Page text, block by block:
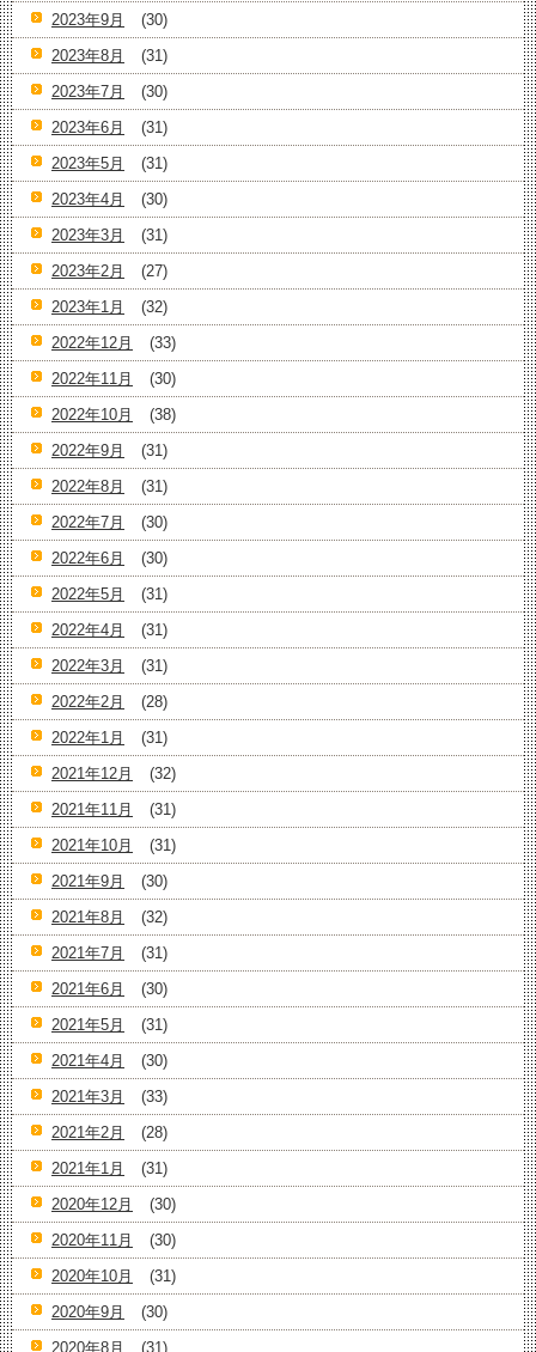
2023年9月
(30)
2023年8月
(31)
2023年7月
(30)
2023年6月
(31)
2023年5月
(31)
2023年4月
(30)
2023年3月
(31)
2023年2月
(27)
2023年1月
(32)
2022年12月
(33)
2022年11月
(30)
2022年10月
(38)
2022年9月
(31)
2022年8月
(31)
2022年7月
(30)
2022年6月
(30)
2022年5月
(31)
2022年4月
(31)
2022年3月
(31)
2022年2月
(28)
2022年1月
(31)
2021年12月
(32)
2021年11月
(31)
2021年10月
(31)
2021年9月
(30)
2021年8月
(32)
2021年7月
(31)
2021年6月
(30)
2021年5月
(31)
2021年4月
(30)
2021年3月
(33)
2021年2月
(28)
2021年1月
(31)
2020年12月
(30)
2020年11月
(30)
2020年10月
(31)
2020年9月
(30)
2020年8月
(31)